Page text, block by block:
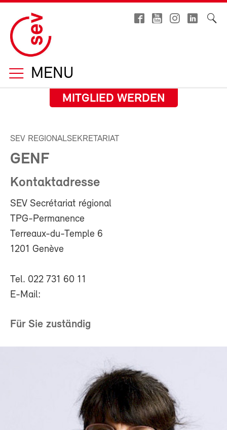
MENU
MITGLIED WERDEN
SEV REGIONALSEKRETARIAT
GENF
Kontaktadresse
SEV Secrétariat régional
TPG-Permanence
Terreaux-du-Temple 6
1201 Genève
Tel. 022 731 60 11
E-Mail:
Für Sie zuständig